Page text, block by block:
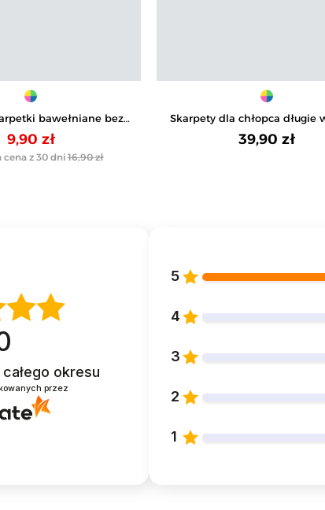
bawełniane bez
stopki 3-pak
9,90 zł
cena z 30 dni 16,90 zł
Skarpety dla chłopca długie
pak
39,90 zł
całego okresu
przez
5
4
3
2
1